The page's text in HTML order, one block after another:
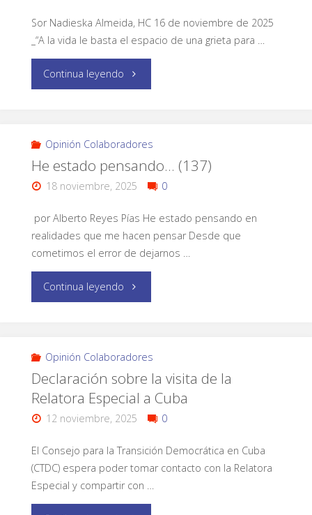
Sor Nadieska Almeida, HC 16 de noviembre de 2025
_“A la vida le basta el espacio de una grieta para …
Continua leyendo
Opinión Colaboradores
He estado pensando… (137)
18 noviembre, 2025 0
por Alberto Reyes Pías He estado pensando en
realidades que me hacen pensar Desde que
cometimos el error de dejarnos …
Continua leyendo
Opinión Colaboradores
Declaración sobre la visita de la
Relatora Especial a Cuba
12 noviembre, 2025 0
El Consejo para la Transición Democrática en Cuba
(CTDC) espera poder tomar contacto con la Relatora
Especial y compartir con …